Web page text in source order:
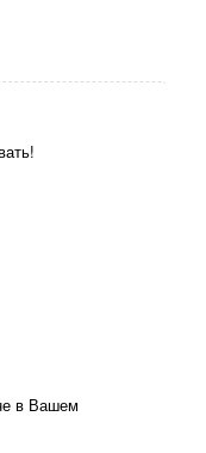
в Вашем